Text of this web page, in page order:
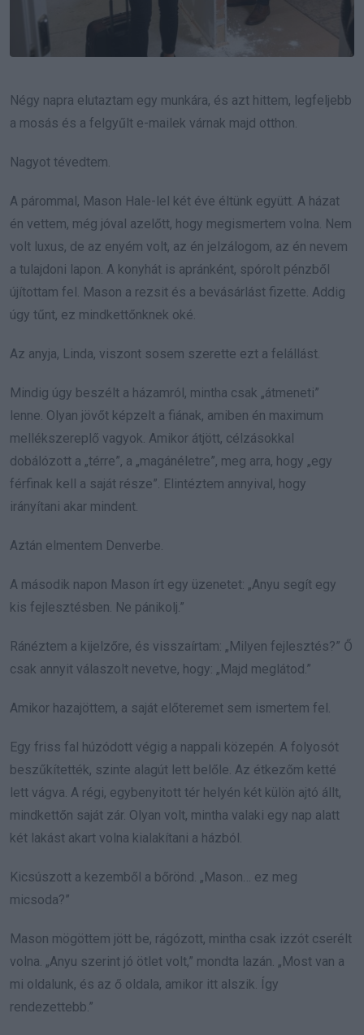
Négy napra elutaztam egy munkára, és azt hittem, legfeljebb
a mosás és a felgyűlt e-mailek várnak majd otthon.
Nagyot tévedtem.
A párommal, Mason Hale-lel két éve éltünk együtt. A házat
én vettem, még jóval azelőtt, hogy megismertem volna. Nem
volt luxus, de az enyém volt, az én jelzálogom, az én nevem
a tulajdoni lapon. A konyhát is apránként, spórolt pénzből
újítottam fel. Mason a rezsit és a bevásárlást fizette. Addig
úgy tűnt, ez mindkettőnknek oké.
Az anyja, Linda, viszont sosem szerette ezt a felállást.
Mindig úgy beszélt a házamról, mintha csak „átmeneti”
lenne. Olyan jövőt képzelt a fiának, amiben én maximum
mellékszereplő vagyok. Amikor átjött, célzásokkal
dobálózott a „térre”, a „magánéletre”, meg arra, hogy „egy
férfinak kell a saját része”. Elintéztem annyival, hogy
irányítani akar mindent.
Aztán elmentem Denverbe.
A második napon Mason írt egy üzenetet: „Anyu segít egy
kis fejlesztésben. Ne pánikolj.”
Ránéztem a kijelzőre, és visszaírtam: „Milyen fejlesztés?” Ő
csak annyit válaszolt nevetve, hogy: „Majd meglátod.”
Amikor hazajöttem, a saját előteremet sem ismertem fel.
Egy friss fal húzódott végig a nappali közepén. A folyosót
beszűkítették, szinte alagút lett belőle. Az étkezőm ketté
lett vágva. A régi, egybenyitott tér helyén két külön ajtó állt,
mindkettőn saját zár. Olyan volt, mintha valaki egy nap alatt
két lakást akart volna kialakítani a házból.
Kicsúszott a kezemből a bőrönd. „Mason… ez meg
micsoda?”
Mason mögöttem jött be, rágózott, mintha csak izzót cserélt
volna. „Anyu szerint jó ötlet volt,” mondta lazán. „Most van a
mi oldalunk, és az ő oldala, amikor itt alszik. Így
rendezettebb.”